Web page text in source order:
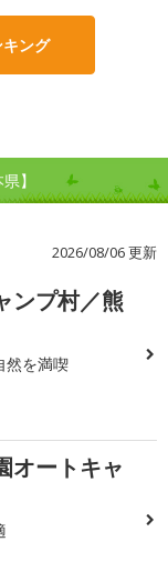
ング
】
2026/08/06 更新
ンプ村／熊
然を満喫
オートキャ